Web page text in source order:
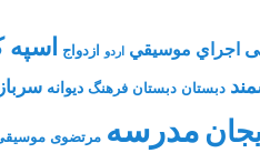
اجراي موسيقي اردو ازدواج اسپه
دبستان دبستان فرهنگ دیوانه سرباز
مدرسه مرتضوی